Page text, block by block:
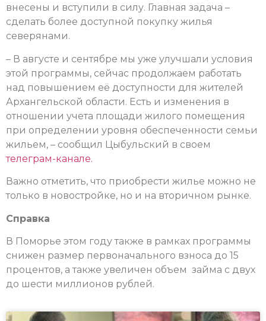
внесены и вступили в силу. Главная задача –
сделать более доступной покупку жилья
северянами.
­– В августе и сентябре мы уже улучшали условия
этой программы, сейчас продолжаем работать
над повышением её доступности для жителей
Архангельской области. Есть и изменения в
отношении учета площади жилого помещения
при определении уровня обеспеченности семьи
жильем, – сообщил Цыбульский в своем
телеграм-канале.
Важно отметить, что приобрести жилье можно не
только в новостройке, но и на вторичном рынке.
Справка
В Поморье этом году также в рамках программы
снижен размер первоначального взноса до 15
процентов, а также увеличен объем займа с двух
до шести миллионов рублей.